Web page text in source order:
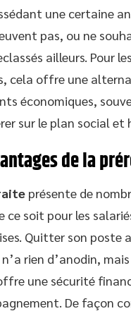
une certaine
pas, ou ne
ailleurs. Pour les
cela offre une
économiques,
sur le plan social et
de la
présente de
ce soit pour les
Quitter son poste
rien d’anodin,
une sécurité
De façon